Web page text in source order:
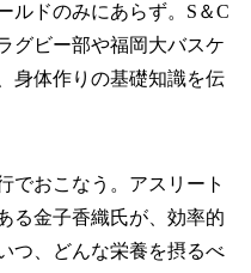
ドのみにあらず。S＆C
グビー部や福岡大バスケ
身体作りの基礎知識を伝
おこなう。アスリート
る金子香織氏が、効率的
つ、どんな栄養を摂るべ